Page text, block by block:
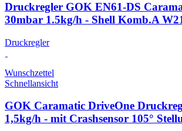
Druckregler GOK EN61-DS
30mbar 1.5kg/h - Shell Komb.A
Druckregler
Wunschzettel
Schnellansicht
GOK Caramatic DriveOne
1,5kg/h - mit Crashsensor 105°